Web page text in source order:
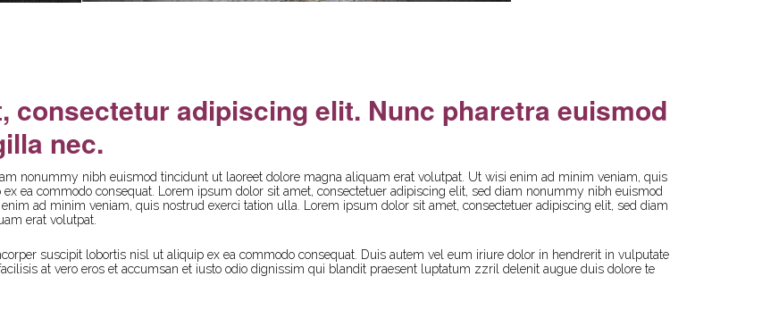
consectetur adipiscing elit. Nunc pharetra euismod
nec.
nonummy nibh euismod tincidunt ut laoreet dolore magna aliquam erat volutpat. Ut wisi enim ad minim veniam, quis
ea commodo consequat. Lorem ipsum dolor sit amet, consectetuer adipiscing elit, sed diam nonummy nibh euismod
ad minim veniam, quis nostrud exerci tation ulla. Lorem ipsum dolor sit amet, consectetuer adipiscing elit, sed diam
erat volutpat.
suscipit lobortis nisl ut aliquip ex ea commodo consequat. Duis autem vel eum iriure dolor in hendrerit in vulputate
at vero eros et accumsan et iusto odio dignissim qui blandit praesent luptatum zzril delenit augue duis dolore te